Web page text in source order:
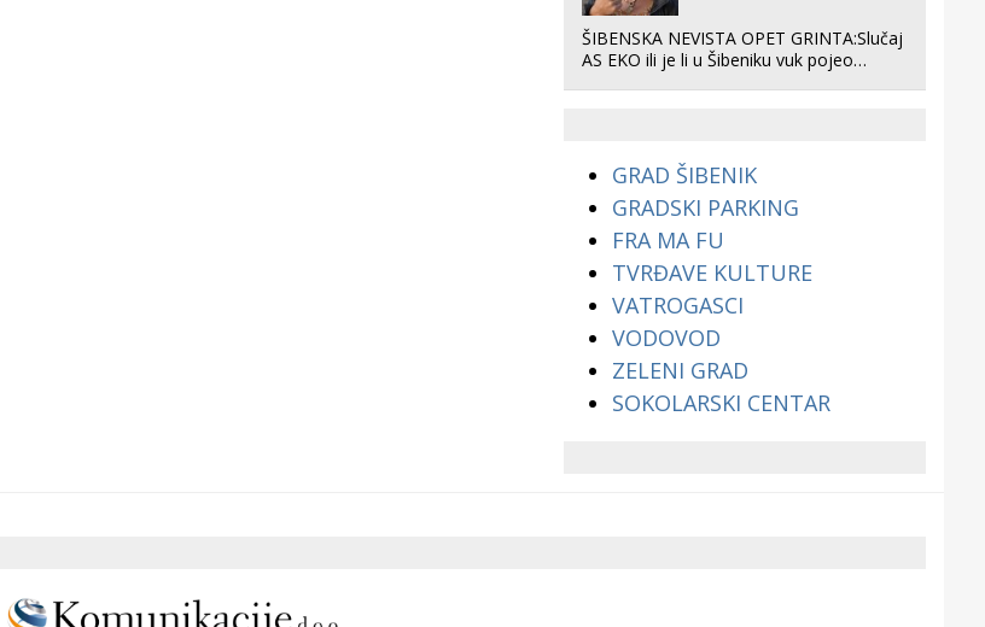
ŠIBENSKA NEVISTA OPET GRINTA:Slučaj
AS EKO ili je li u Šibeniku vuk pojeo
GRAD ŠIBENIK
GRADSKI PARKING
FRA MA FU
TVRĐAVE KULTURE
VATROGASCI
VODOVOD
ZELENI GRAD
SOKOLARSKI CENTAR